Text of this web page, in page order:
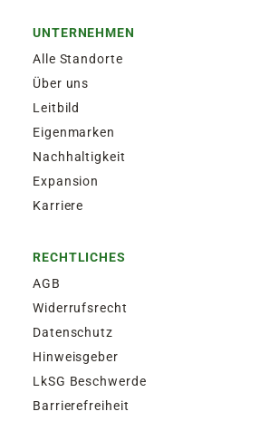
UNTERNEHMEN
Alle Standorte
Über uns
Leitbild
Eigenmarken
Nachhaltigkeit
Expansion
Karriere
RECHTLICHES
AGB
Widerrufsrecht
Datenschutz
Hinweisgeber
LkSG Beschwerde
Barrierefreiheit